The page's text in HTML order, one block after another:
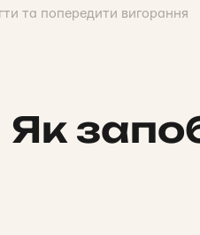
та попередити вигорання
Як